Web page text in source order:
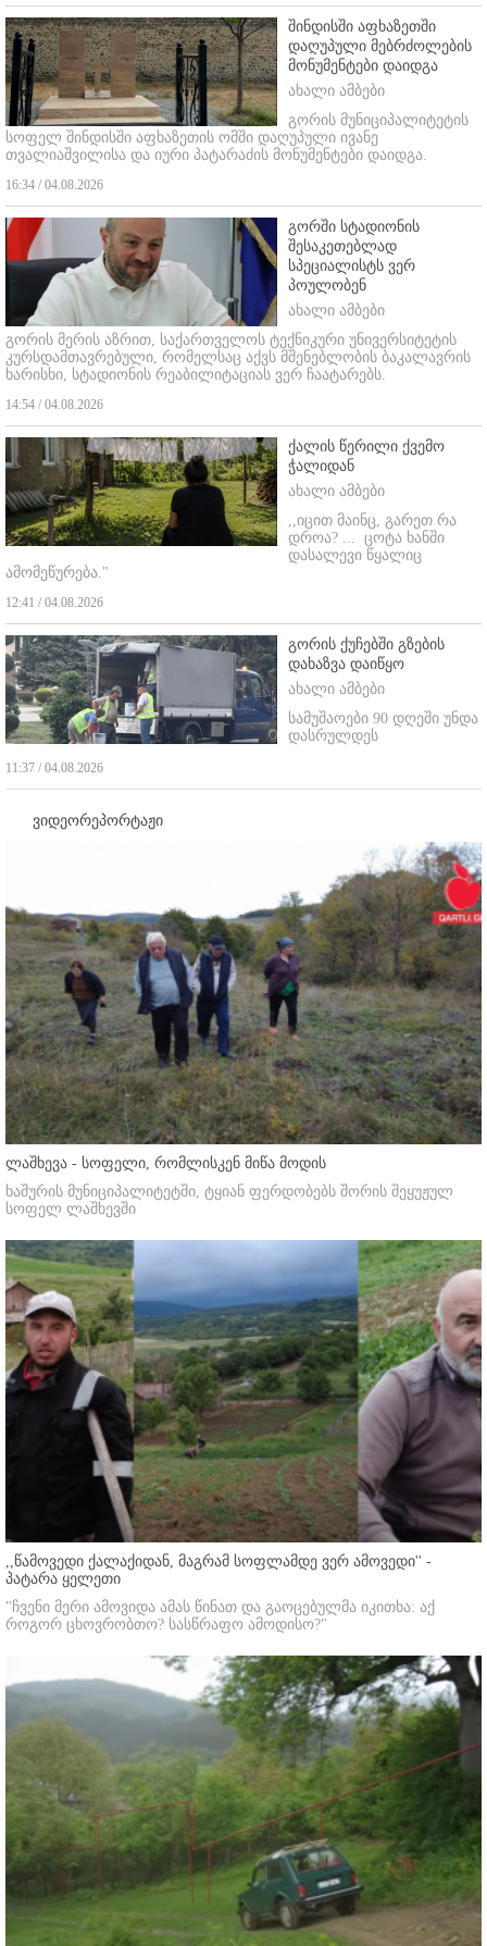
შინდისში აფხაზეთში
დაღუპული მებრძოლების
მონუმენტები დაიდგა
ახალი ამბები
გორის მუნიციპალიტეტის
სოფელ შინდისში აფხაზეთის ომში დაღუპული ივანე
თვალიაშვილისა და იური პატარაძის მონუმენტები დაიდგა.
16:34 / 04.08.2026
გორში სტადიონის
შესაკეთებლად
სპეციალისტს ვერ
პოულობენ
ახალი ამბები
გორის მერის აზრით, საქართველოს ტექნიკური უნივერსიტეტის
კურსდამთავრებული, რომელსაც აქვს მშენებლობის ბაკალავრის
ხარისხი, სტადიონის რეაბილიტაციას ვერ ჩაატარებს.
14:54 / 04.08.2026
ქალის წერილი ქვემო
ჭალიდან
ახალი ამბები
,,იცით მაინც, გარეთ რა
დროა? ... ცოტა ხანში
დასალევი წყალიც
ამომეწურება."
12:41 / 04.08.2026
გორის ქუჩებში გზების
დახაზვა დაიწყო
ახალი ამბები
სამუშაოები 90 დღეში უნდა
დასრულდეს
11:37 / 04.08.2026
ვიდეორეპორტაჟი
ლაშხევა - სოფელი, რომლისკენ მიწა მოდის
ხაშურის მუნიციპალიტეტში, ტყიან ფერდობებს შორის შეყუჟულ
სოფელ ლაშხევში
,,წამოვედი ქალაქიდან, მაგრამ სოფლამდე ვერ ამოვედი'' -
პატარა ყელეთი
"ჩვენი მერი ამოვიდა ამას წინათ და გაოცებულმა იკითხა: აქ
როგორ ცხოვრობთო? სასწრაფო ამოდისო?"